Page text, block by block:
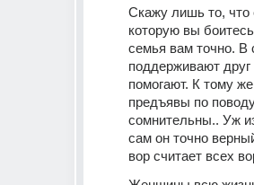
Скажу лишь то, что
которую вы
семья вам точно. В
поддерживают друг
помогают. К тому
предъявы по
сомнительны.. Уж
сам он точно
вор считает всех